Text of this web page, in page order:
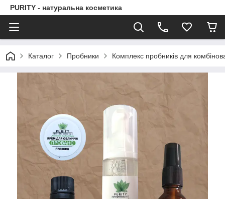
PURITY - натуральна косметика
Каталог Пробники Комплекс пробників для